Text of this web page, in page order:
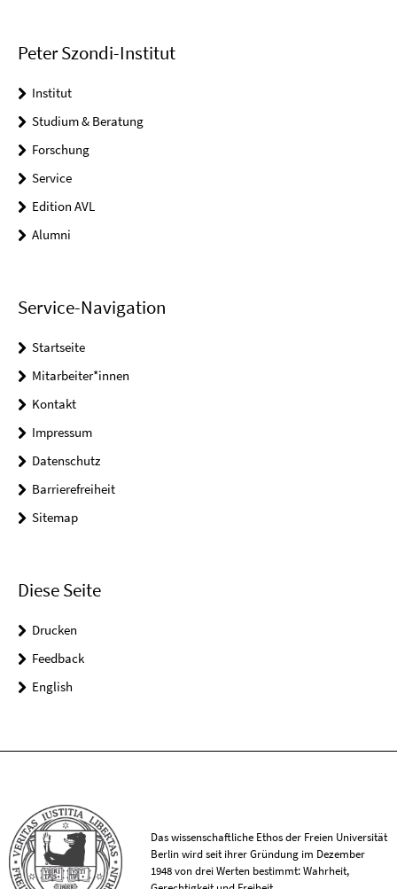
Peter Szondi-Institut
Institut
Studium & Beratung
Forschung
Service
Edition AVL
Alumni
Service-Navigation
Startseite
Mitarbeiter*innen
Kontakt
Impressum
Datenschutz
Barrierefreiheit
Sitemap
Diese Seite
Drucken
Feedback
English
Das wissenschaftliche Ethos der Freien Universität
Berlin wird seit ihrer Gründung im Dezember
1948 von drei Werten bestimmt: Wahrheit,